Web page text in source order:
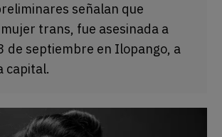
señalan que
trans, fue asesinada a
de septiembre en Ilopango, a
capital.